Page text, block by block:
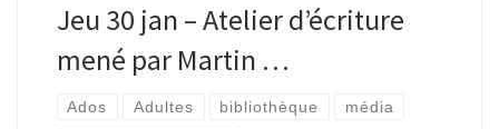
Jeu 30 jan – Atelier d’écriture
mené par Martin …
Ados Adultes bibliothèque média